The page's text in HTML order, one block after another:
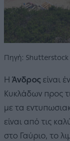
Πηγή: Shutterstock
Η Άνδρος είναι
Κυκλάδων προς
με τα
είναι από τις
στο Γαύριο, το